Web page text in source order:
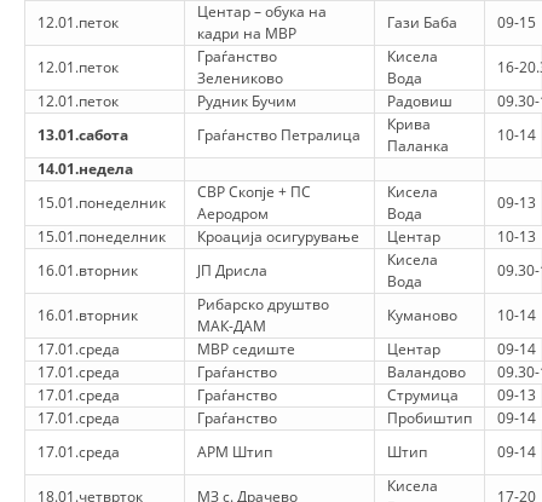
СТРУКТУРА И ОРГАНИЗАЦИОНА ПОСТАВЕНОСТ
ДИСЕМИНАЦИЈА
УПОТРЕБА И ЗАШТИТА НА АМБЛЕМОТ
СОЦИЈАЛНО ХУМАНИТАРНА ДЕЈНОСТ
КАКО ДА ДОНИРАТЕ
ПОДГОТВЕНОСТ И ДЕЈСТВО ПРИ КАТАСТРОФИ
ТИМОВИ НА ООЦК
ПРОЕКТИ – ПОДГОТВЕНОСТ И ДЕЈСТВУВАЊЕ ПРИ КАТАСТРОФИ
12.01.петок
Центар – обука на
кадри на МВР
Гази Баба 09-15
12.01.петок
Граѓанство
Зелениково
Кисела
Вода
16-
12.01.петок
Рудник Бучим Радовиш
13.01.сабота
Граѓанство Петралица
Крива
Паланка
10-14
14.01.недела
15.01.понеделник
СВР Скопје + ПС
Аеродром
Кисела
Вода
09-13
15.01.понеделник
Кроација осигурување Центар
10-13
16.01.вторник
ЈП Дрисла
Кисела
Вода
16.01.вторник
Рибарско друштво
МАК-ДАМ
Куманово
10-14
17.01.среда
МВР седиште Центар
09-14
17.01.среда
Граѓанство Валандово
17.01.среда
Граѓанство Струмица
09-13
17.01.среда
Граѓанство Пробиштип
09-14
17.01.среда
АРМ Штип Штип 09-14
18.01.четврток МЗ с. Драчево
Кисела
17-20